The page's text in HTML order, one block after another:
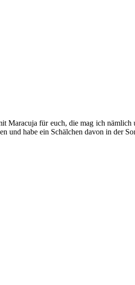
Maracuja für euch, die mag ich
und habe ein Schälchen davon in der